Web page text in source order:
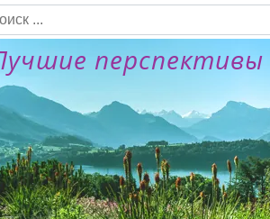
перспективы